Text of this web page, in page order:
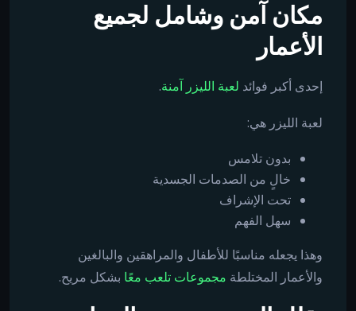
مكان آمن وشامل لجميع
الأعمار
إحدى أكبر فوائد لعبة الليزر آمنة.
لعبة الليزر هي:
بدون تلامس
خالٍ من الصدمات الجسدية
تحت الإشراف
سهل الفهم
وهذا يجعله مناسبًا للأطفال والمراهقين والبالغين
والأعمار المختلطة مجموعات تلعب معًا بشكل مريح.